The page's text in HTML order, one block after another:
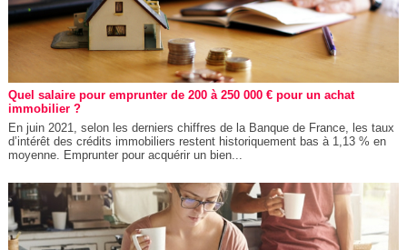
Quel salaire pour emprunter de 200 à 250 000 € pour un achat
immobilier ?
En juin 2021, selon les derniers chiffres de la Banque de France, les taux
d’intérêt des crédits immobiliers restent historiquement bas à 1,13 % en
moyenne. Emprunter pour acquérir un bien...